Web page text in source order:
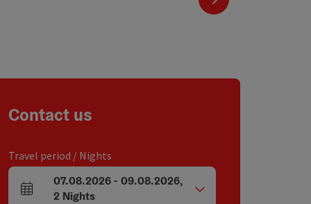
Contact us
Travel period / Nights
arrival and departure fields
07.08.2026- 09.08.2026,
2 Nights